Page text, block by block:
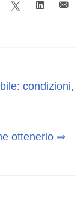
condizioni,
ottenerlo ⇒